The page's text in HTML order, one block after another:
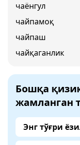
чаёнгул
чайпамоқ
чайпаш
чайқаганлик
Бошқа
жамланган
Энг тўғри